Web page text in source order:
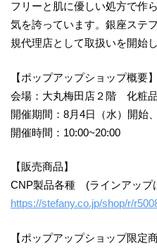
フリーと肌に優しい処方で作
気を誇っています。銀座ステ
規代理店として取扱いを開始し
【ポップアップショップ概要】
会場：大丸梅田店２階 化粧
開催期間：8月4日（水）開始
開催時間：10:00~20:00
【販売商品】
CNP製品各種 (ラインアップ
https://stefany.co.jp/shop/r/
【ポップアップショップ限定商